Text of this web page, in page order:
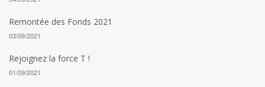
Remontée des Fonds 2021
03/09/2021
Rejoignez la force T !
01/09/2021